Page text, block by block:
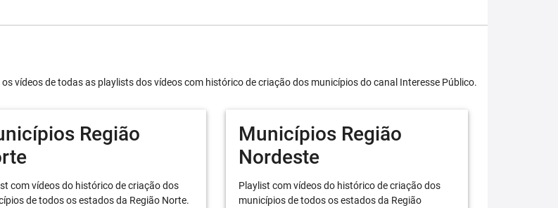
vídeos de todas as playlists dos vídeos com histórico de criação dos municípios do canal Interesse Público.
Região
com vídeos do histórico de criação dos
de todos os estados da Região Norte.
Municípios Região
Nordeste
Playlist com vídeos do histórico de criação dos
municípios de todos os estados da Região